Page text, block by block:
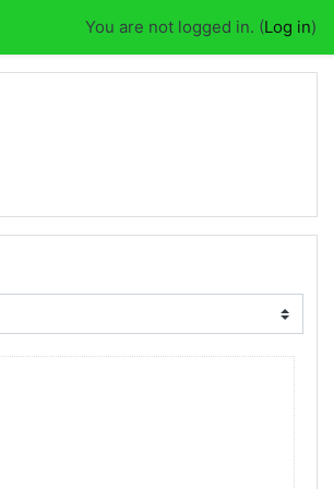
You are not logged in. (Log in)